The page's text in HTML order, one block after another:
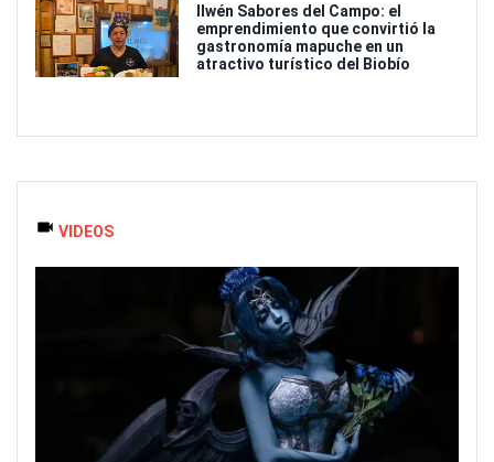
Ilwén Sabores del Campo: el
emprendimiento que convirtió la
gastronomía mapuche en un
atractivo turístico del Biobío
VIDEOS